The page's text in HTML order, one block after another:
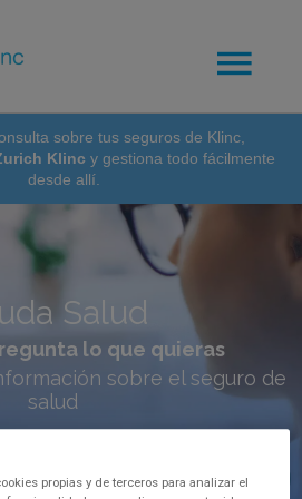
sobre tus seguros de Klinc,
Klinc y gestiona todo fácilmente
desde allí.
Salud
lo que quieras
sobre el seguro de
salud
propias y de terceros para analizar el